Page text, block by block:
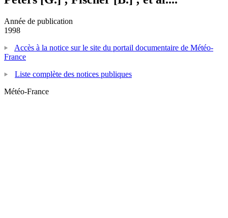
Année de publication
1998
Accès à la notice sur le site du portail documentaire de Météo-
France
Liste complète des notices publiques
Météo-France